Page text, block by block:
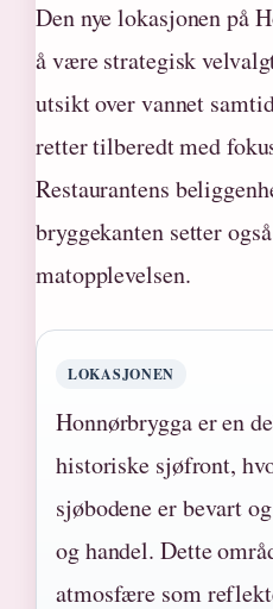
Den nye lokasjonen på
å være strategisk
utsikt over vannet
retter tilberedt med
Restaurantens
bryggekanten setter
matopplevelsen.
LOKASJONEN
Honnørbrygga er en
historiske sjøfront,
sjøbodene er bevart
og handel. Dette
atmosfære som